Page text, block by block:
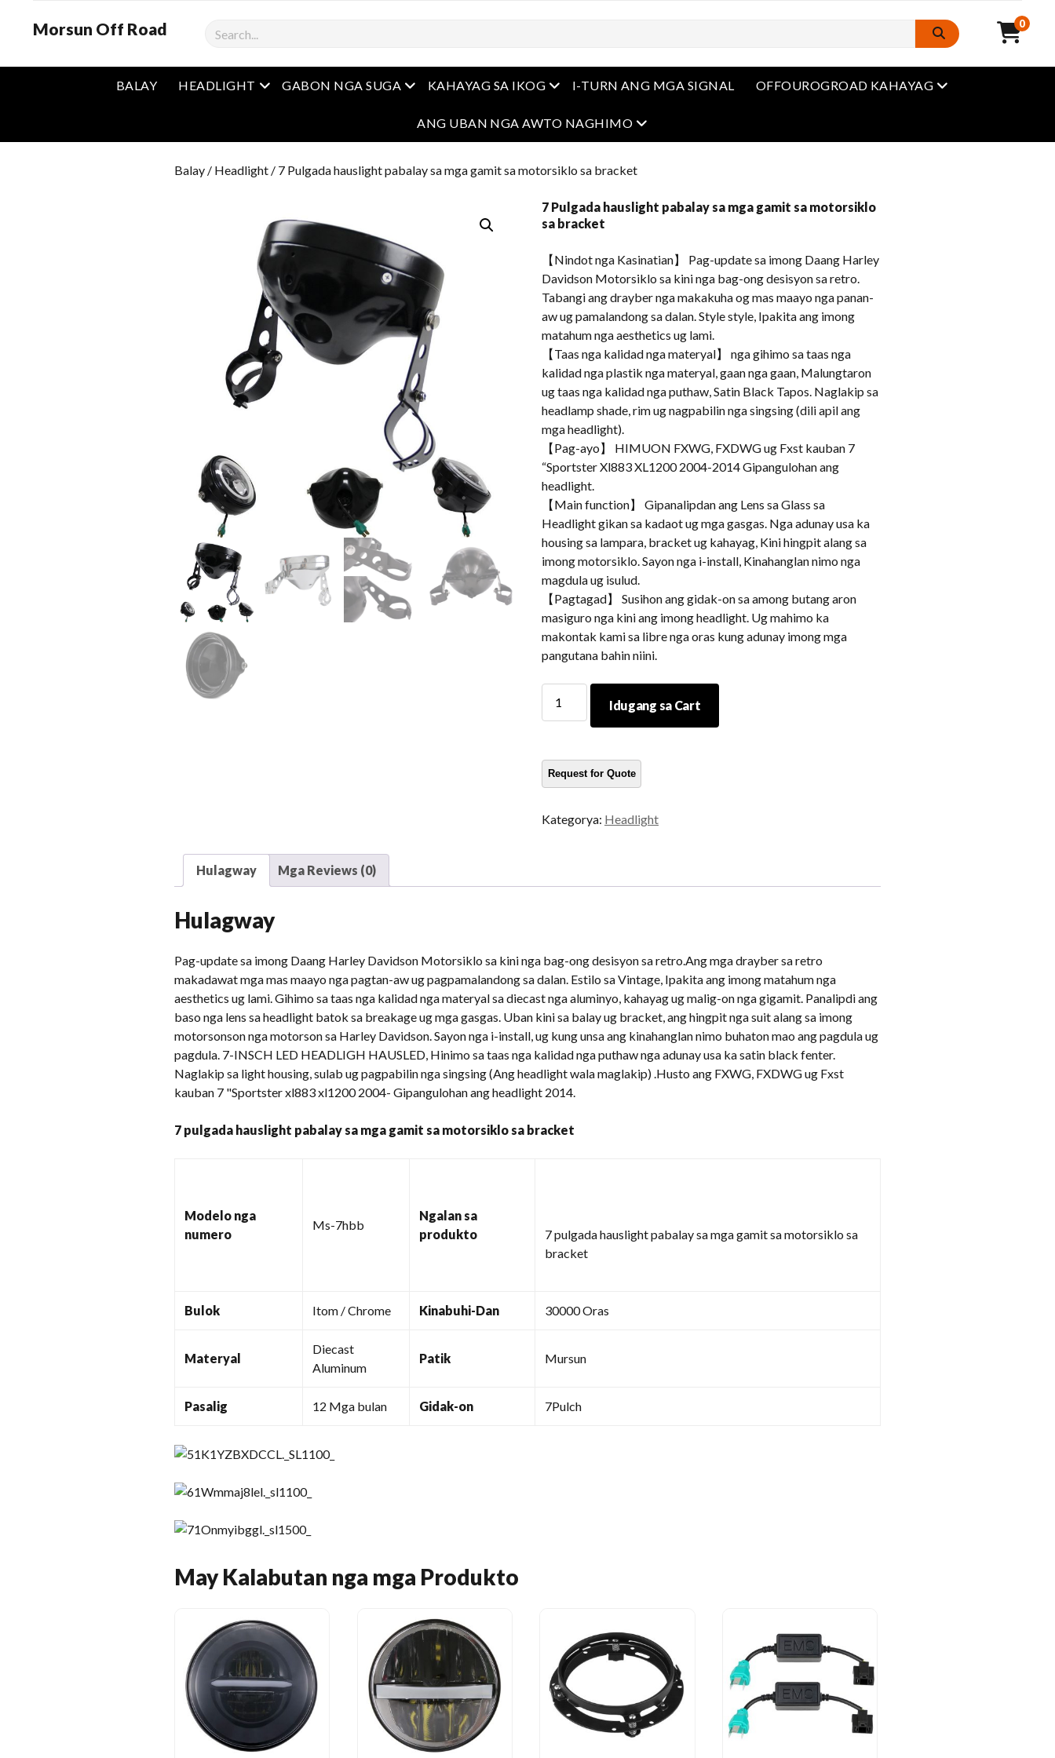
Morsun Off Road Mangita 0
BALAY HEADLIGHT Open Menu
GABON NGA SUGA Open Menu
KAHAYAG SA IKOG Open Menu
I-TURN ANG MGA SIGNAL OFFOUROGROAD KAHAYAG Open Menu
ANG UBAN NGA AWTO NAGHIMO Open Menu
Balay / Headlight / 7 Pulgada hauslight pabalay sa mga gamit sa motorsiklo sa bracket
7 Pulgada hauslight pabalay sa mga gamit sa motorsiklo
sa bracket
【Nindot nga Kasinatian】 Pag-update sa imong Daang Harley
Davidson Motorsiklo sa kini nga bag-ong desisyon sa retro.
Tabangi ang drayber nga makakuha og mas maayo nga panan-
aw ug pamalandong sa dalan. Style style, Ipakita ang imong
matahum nga aesthetics ug lami.
【Taas nga kalidad nga materyal】 nga gihimo sa taas nga
kalidad nga plastik nga materyal, gaan nga gaan, Malungtaron
ug taas nga kalidad nga puthaw, Satin Black Tapos. Naglakip sa
headlamp shade, rim ug nagpabilin nga singsing (dili apil ang
mga headlight).
【Pag-ayo】 HIMUON FXWG, FXDWG ug Fxst kauban 7
“Sportster Xl883 XL1200 2004-2014 Gipangulohan ang
headlight.
【Main function】 Gipanalipdan ang Lens sa Glass sa
Headlight gikan sa kadaot ug mga gasgas. Nga adunay usa ka
housing sa lampara, bracket ug kahayag, Kini hingpit alang sa
imong motorsiklo. Sayon nga i-install, Kinahanglan nimo nga
magdula ug isulud.
【Pagtagad】 Susihon ang gidak-on sa among butang aron
masiguro nga kini ang imong headlight. Ug mahimo ka
makontak kami sa libre nga oras kung adunay imong mga
pangutana bahin niini.
Pulgada
sa
mga
sa
Idugang sa Cart
Kategorya: Headlight
Hulagway Mga Reviews (0)
Hulagway
Pag-update sa imong Daang Harley Davidson Motorsiklo sa kini nga bag-ong desisyon sa retro.Ang mga drayber sa retro
makadawat mga mas maayo nga pagtan-aw ug pagpamalandong sa dalan. Estilo sa Vintage, Ipakita ang imong matahum nga
aesthetics ug lami. Gihimo sa taas nga kalidad nga materyal sa diecast nga aluminyo, kahayag ug malig-on nga gigamit. Panalipdi ang
baso nga lens sa headlight batok sa breakage ug mga gasgas. Uban kini sa balay ug bracket, ang hingpit nga suit alang sa imong
motorsonson nga motorson sa Harley Davidson. Sayon nga i-install, ug kung unsa ang kinahanglan nimo buhaton mao ang pagdula ug
pagdula. 7-INSCH LED HEADLIGH HAUSLED, Hinimo sa taas nga kalidad nga puthaw nga adunay usa ka satin black fenter.
Naglakip sa light housing, sulab ug pagpabilin nga singsing (Ang headlight wala maglakip) .Husto ang FXWG, FXDWG ug Fxst
kauban 7 "Sportster xl883 xl1200 2004- Gipangulohan ang headlight 2014.
7 pulgada hauslight pabalay sa mga gamit sa motorsiklo sa bracket
Modelo nga
numero
Ms-7hbb
Ngalan sa
produkto
7 pulgada hauslight pabalay sa mga gamit sa motorsiklo sa
bracket
Bulok Itom / Chrome Kinabuhi-Dan 30000 Oras
Materyal
Diecast
Aluminum
Patik Mursun
Pasalig 12 Mga bulan Gidak-on 7Pulch
May Kalabutan nga mga Produkto